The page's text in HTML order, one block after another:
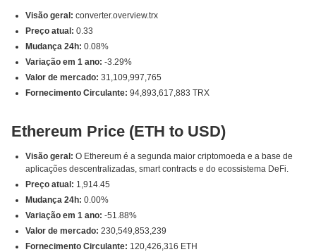
Visão geral: converter.overview.trx
Preço atual: 0.33
Mudança 24h: 0.08%
Variação em 1 ano: -3.29%
Valor de mercado: 31,109,997,765
Fornecimento Circulante: 94,893,617,883 TRX
Ethereum Price (ETH to USD)
Visão geral: O Ethereum é a segunda maior criptomoeda e a base de
aplicações descentralizadas, smart contracts e do ecossistema DeFi.
Preço atual: 1,914.45
Mudança 24h: 0.00%
Variação em 1 ano: -51.88%
Valor de mercado: 230,549,853,239
Fornecimento Circulante: 120,426,316 ETH